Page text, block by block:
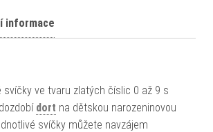
informace
ve tvaru zlatých číslic 0 až 9 s
dort na dětskou narozeninovou
svíčky můžete navzájem